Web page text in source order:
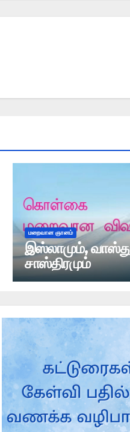
மறைவான ஞானம்
இஸ்லாமும்,
சாஸ்திரமும்